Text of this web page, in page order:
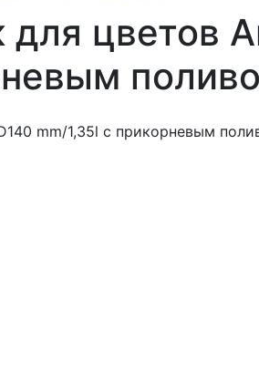
для цветов
mm/1,35l с прикорневым